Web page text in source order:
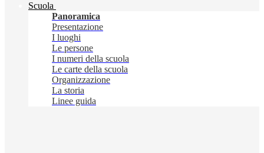
Scuola
Panoramica
Presentazione
I luoghi
Le persone
I numeri della scuola
Le carte della scuola
Organizzazione
La storia
Linee guida